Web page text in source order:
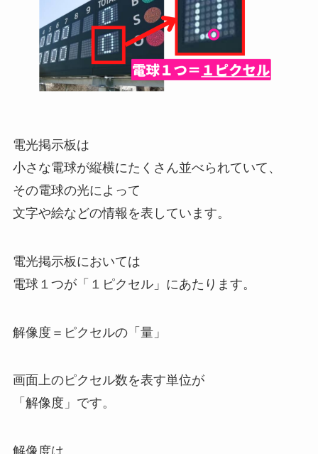
電光掲示板は
小さな電球が縦横にたくさん並べられていて、
その電球の光によって
文字や絵などの情報を表しています。
電光掲示板においては
電球１つが「１ピクセル」にあたります。
解像度＝ピクセルの「量」
画面上のピクセル数を表す単位が
「解像度」です。